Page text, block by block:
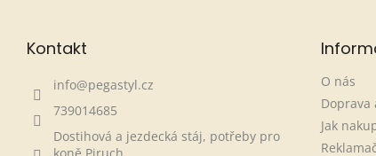
Kontakt
info@pegastyl.cz
739014685
Dostihová a jezdecká stáj, potřeby pro
koně Piruch
O nás
Doprava
Jak